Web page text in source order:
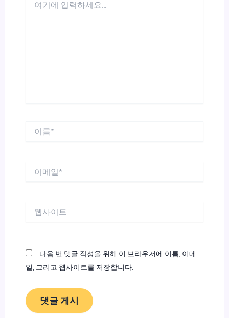
다음 번 댓글 작성을 위해 이 브라우저에 이름, 이메
일, 그리고 웹사이트를 저장합니다.